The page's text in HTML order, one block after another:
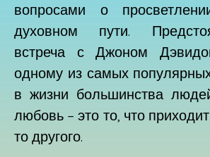
вопросами о
духовном пути.
встреча с Джоном
одному из самых
в жизни большинства
любовь – это то, что
то другого.